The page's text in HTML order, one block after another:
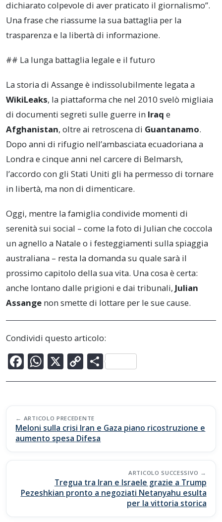
dichiarato colpevole di aver praticato il giornalismo”.
Una frase che riassume la sua battaglia per la
trasparenza e la libertà di informazione.
## La lunga battaglia legale e il futuro
La storia di Assange è indissolubilmente legata a
WikiLeaks, la piattaforma che nel 2010 svelò migliaia
di documenti segreti sulle guerre in Iraq e
Afghanistan, oltre ai retroscena di Guantanamo.
Dopo anni di rifugio nell’ambasciata ecuadoriana a
Londra e cinque anni nel carcere di Belmarsh,
l’accordo con gli Stati Uniti gli ha permesso di tornare
in libertà, ma non di dimenticare.
Oggi, mentre la famiglia condivide momenti di
serenità sui social – come la foto di Julian che coccola
un agnello a Natale o i festeggiamenti sulla spiaggia
australiana – resta la domanda su quale sarà il
prossimo capitolo della sua vita. Una cosa è certa:
anche lontano dalle prigioni e dai tribunali, Julian
Assange non smette di lottare per le sue cause.
Condividi questo articolo:
F
ac
b
o
o
k
W
h
s
A
p
p
X C
o
y
Li
n
k
C
o
di
vi
Post
navigation
ARTICOLO PRECEDENTE
Meloni sulla crisi Iran e Gaza piano ricostruzione e
aumento spesa Difesa
ARTICOLO SUCCESSIVO
Tregua tra Iran e Israele grazie a Trump
Pezeshkian pronto a negoziati Netanyahu esulta
per la vittoria storica